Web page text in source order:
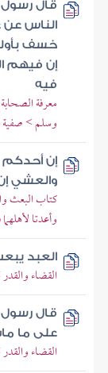
قال رسول
الناس عن
خسف
إن فيهم
فيه
معرفة
وسلم >
إن أحدكم
والعشي
كتاب البعث
وأعدتا
العبد
القضاء
قال رسول
على ما
القضاء